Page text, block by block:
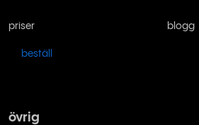
priser
beställ
blogg
övrig